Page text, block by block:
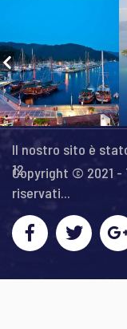
Il nostro sito è
12
Copyright © 2021
riservati...